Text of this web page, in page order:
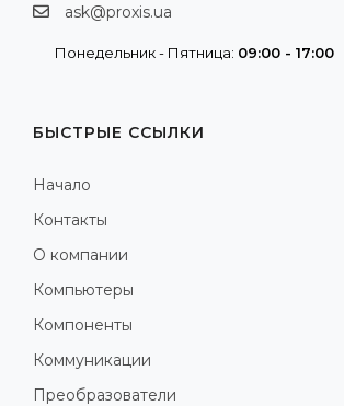
ask@proxis.ua
Понедельник - Пятница: 09:00 - 17:00
БЫСТРЫЕ ССЫЛКИ
Начало
Контакты
О компании
Компьютеры
Компоненты
Коммуникации
Преобразователи